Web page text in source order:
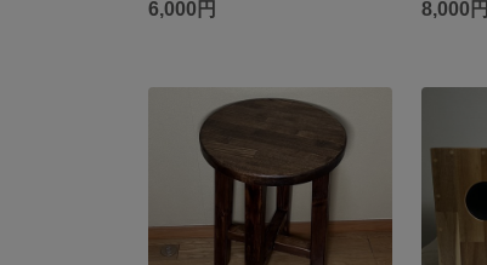
6,000円 8,000円